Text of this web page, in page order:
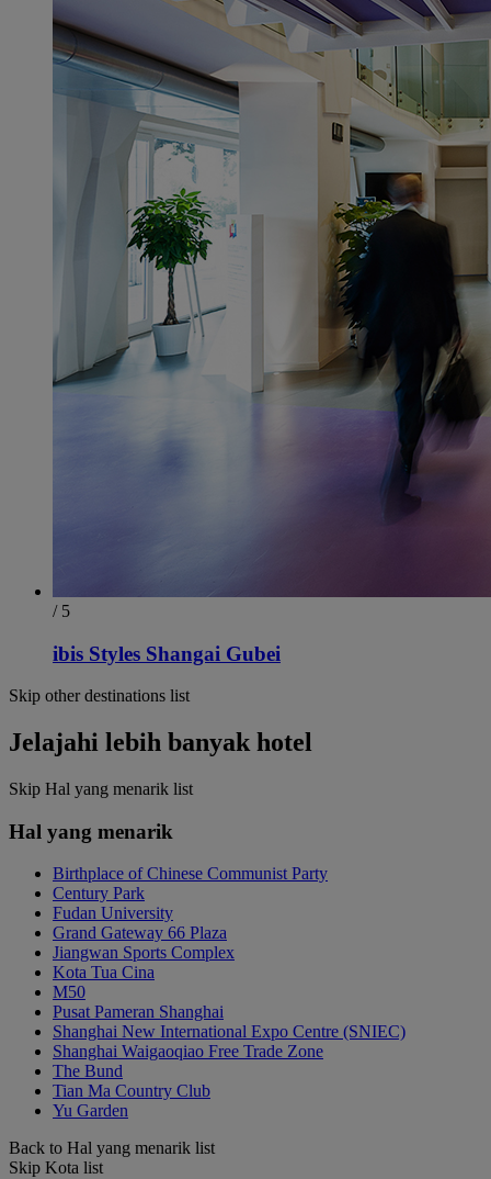
/ 5
ibis Styles Shangai Gubei
Skip other destinations list
Jelajahi lebih banyak hotel
Skip Hal yang menarik list
Hal yang menarik
Birthplace of Chinese Communist Party
Century Park
Fudan University
Grand Gateway 66 Plaza
Jiangwan Sports Complex
Kota Tua Cina
M50
Pusat Pameran Shanghai
Shanghai New International Expo Centre (SNIEC)
Shanghai Waigaoqiao Free Trade Zone
The Bund
Tian Ma Country Club
Yu Garden
Back to Hal yang menarik list
Skip Kota list